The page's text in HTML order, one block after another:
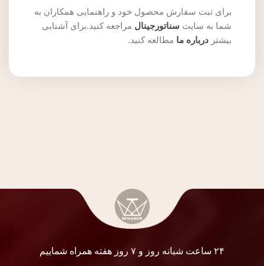
برای ثبت سفارش محصول خود و راهنمایی همکاران به
شما به سایت سناتورجینال مراجعه کنید.برای آشنایی
بیشتر درباره ما مطالعه کنید.
۲۴ ساعت شبانه روز و ۷ روز هفته همراه شماییم